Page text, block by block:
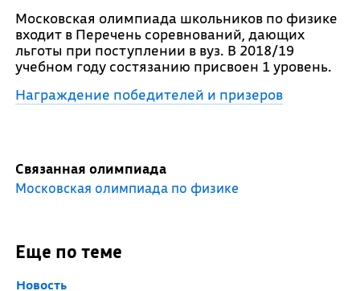
Московская олимпиада школьников по физике
входит в Перечень соревнований, дающих
льготы при поступлении в вуз. В 2018/19
учебном году состязанию присвоен 1 уровень.
Награждение победителей и призеров
Связанная олимпиада
Московская олимпиада по физике
Еще по теме
Новость